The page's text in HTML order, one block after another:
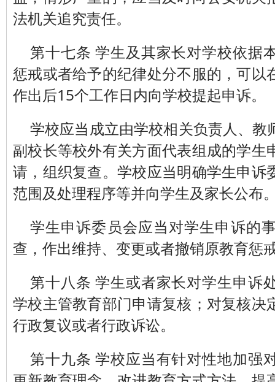
法机关追究责任。
第十七条 学生及其家长对学校依据
惩戒或者给予的纪律处分不服的，可以
作出后15个工作日内向学校提起申诉。
学校应当成立由学校相关负责人、教
副校长等校外有关方面代表组成的学生
请，组织复查。学校应当明确学生申诉
范围及处理程序等并向学生及家长公布
学生申诉委员会应当对学生申诉的
查，作出维持、变更或者撤销原教育惩
第十八条 学生或者家长对学生申诉
学校主管教育部门申请复核；对复核决
行政复议或者行政诉讼。
第十九条 学校应当有针对性地加强